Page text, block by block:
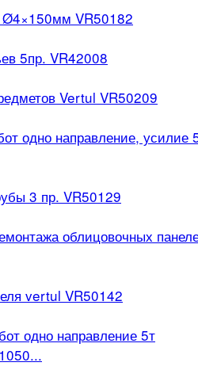
Ø4×150мм VR50182
5пр. VR42008
Vertul VR50209
одно направление, усилие
3 пр. VR50129
облицовочных
vertul VR50142
одно направление 5т